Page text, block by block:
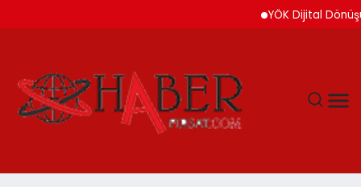
YÖK Dijital Dönüşüm